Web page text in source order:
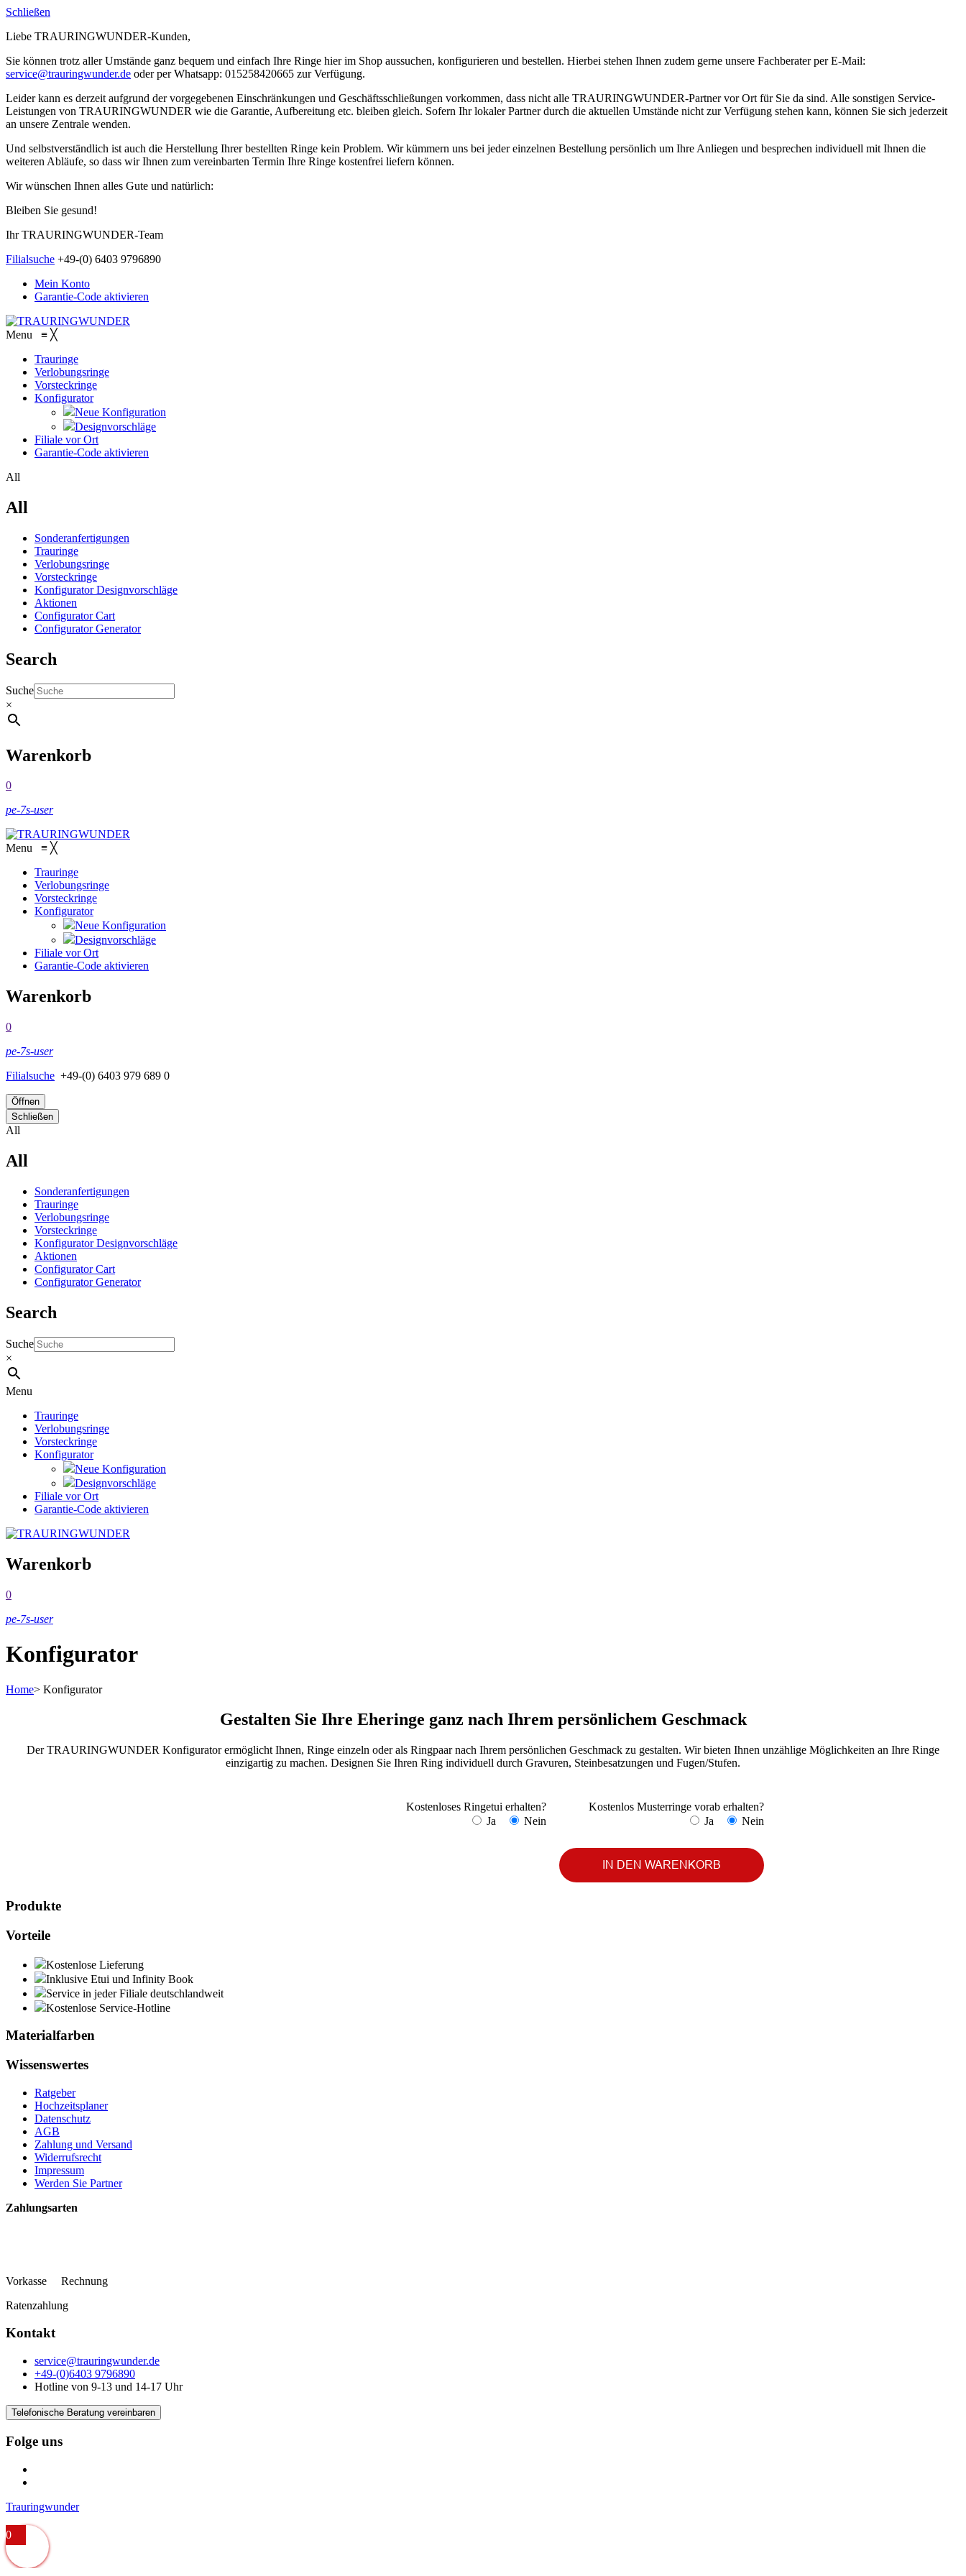
Schließen
Liebe TRAURINGWUNDER-Kunden,
Sie können trotz aller Umstände ganz bequem und einfach Ihre Ringe hier im Shop aussuchen, konfigurieren und bestellen. Hierbei stehen Ihnen zudem gerne unsere Fachberater per E-Mail:
service@trauringwunder.de oder per Whatsapp: 015258420665 zur Verfügung.
Leider kann es derzeit aufgrund der vorgegebenen Einschränkungen und Geschäftsschließungen vorkommen, dass nicht alle TRAURINGWUNDER-Partner vor Ort für Sie da sind. Alle sonstigen Service-
Leistungen von TRAURINGWUNDER wie die Garantie, Aufbereitung etc. bleiben gleich. Sofern Ihr lokaler Partner durch die aktuellen Umstände nicht zur Verfügung stehen kann, können Sie sich jederzeit
an unsere Zentrale wenden.
Und selbstverständlich ist auch die Herstellung Ihrer bestellten Ringe kein Problem. Wir kümmern uns bei jeder einzelnen Bestellung persönlich um Ihre Anliegen und besprechen individuell mit Ihnen die
weiteren Abläufe, so dass wir Ihnen zum vereinbarten Termin Ihre Ringe kostenfrei liefern können.
Wir wünschen Ihnen alles Gute und natürlich:
Bleiben Sie gesund!
Ihr TRAURINGWUNDER-Team
Filialsuche +49-(0) 6403 9796890
Mein Konto
Garantie-Code aktivieren
Menu ≡ ╳
Trauringe
Verlobungsringe
Vorsteckringe
Konfigurator
Neue Konfiguration
Designvorschläge
Filiale vor Ort
Garantie-Code aktivieren
All
All
Sonderanfertigungen
Trauringe
Verlobungsringe
Vorsteckringe
Konfigurator Designvorschläge
Aktionen
Configurator Cart
Configurator Generator
Search
Suche
×
Warenkorb
0
pe-7s-user
Menu ≡ ╳
Trauringe
Verlobungsringe
Vorsteckringe
Konfigurator
Neue Konfiguration
Designvorschläge
Filiale vor Ort
Garantie-Code aktivieren
Warenkorb
0
pe-7s-user
Filialsuche +49-(0) 6403 979 689 0
Öffnen
Schließen
All
All
Sonderanfertigungen
Trauringe
Verlobungsringe
Vorsteckringe
Konfigurator Designvorschläge
Aktionen
Configurator Cart
Configurator Generator
Search
Suche
×
Menu
Trauringe
Verlobungsringe
Vorsteckringe
Konfigurator
Neue Konfiguration
Designvorschläge
Filiale vor Ort
Garantie-Code aktivieren
Warenkorb
0
pe-7s-user
Konfigurator
Home> Konfigurator
Gestalten Sie Ihre Eheringe ganz nach Ihrem persönlichem Geschmack
Der TRAURINGWUNDER Konfigurator ermöglicht Ihnen, Ringe einzeln oder als Ringpaar nach Ihrem persönlichen Geschmack zu gestalten. Wir bieten Ihnen unzählige Möglichkeiten an Ihre Ringe
einzigartig zu machen. Designen Sie Ihren Ring individuell durch Gravuren, Steinbesatzungen und Fugen/Stufen.
Kostenloses Ringetui erhalten?
Ja
Nein
Kostenlos Musterringe vorab erhalten?
Ja
Nein
Produkte
Vorteile
Kostenlose Lieferung
Inklusive Etui und Infinity Book
Service in jeder Filiale deutschlandweit
Kostenlose Service-Hotline
Materialfarben
Wissenswertes
Ratgeber
Hochzeitsplaner
Datenschutz
AGB
Zahlung und Versand
Widerrufsrecht
Impressum
Werden Sie Partner
Zahlungsarten
Vorkasse Rechnung
Ratenzahlung
Kontakt
service@trauringwunder.de
+49-(0)6403 9796890
Hotline von 9-13 und 14-17 Uhr
Telefonische Beratung vereinbaren
Folge uns
Trauringwunder
0